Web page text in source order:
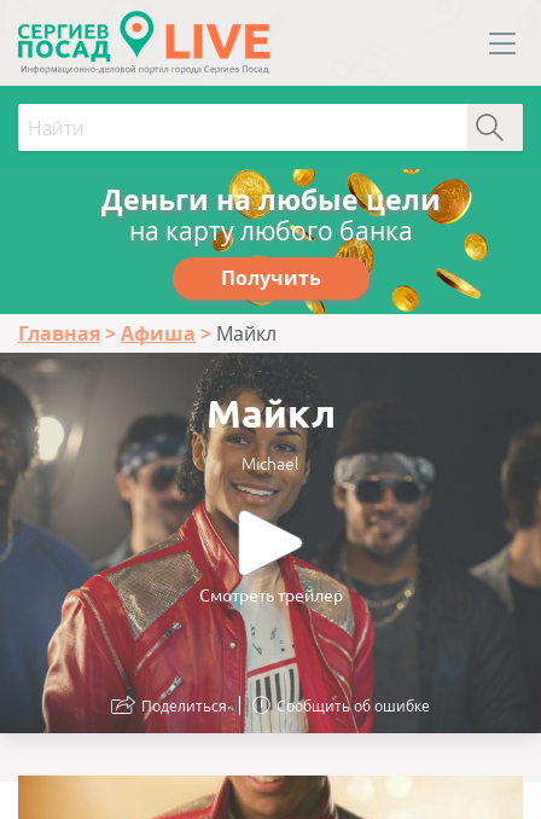
Деньги на любые цели
на карту любого банка
Получить
Главная Афиша Майкл
Майкл
Michael
Поделиться Сообщить об ошибке
Смотреть трейлер